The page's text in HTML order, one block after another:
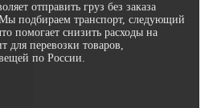
отправить груз без заказа
подбираем транспорт, следующий
помогает снизить расходы на
для перевозки товаров,
по России.